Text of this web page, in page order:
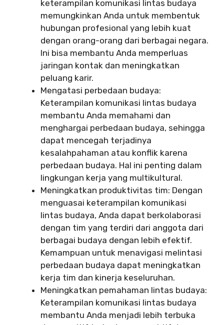
keterampilan komunikasi lintas budaya
memungkinkan Anda untuk membentuk
hubungan profesional yang lebih kuat
dengan orang-orang dari berbagai negara.
Ini bisa membantu Anda memperluas
jaringan kontak dan meningkatkan
peluang karir.
Mengatasi perbedaan budaya:
Keterampilan komunikasi lintas budaya
membantu Anda memahami dan
menghargai perbedaan budaya, sehingga
dapat mencegah terjadinya
kesalahpahaman atau konflik karena
perbedaan budaya. Hal ini penting dalam
lingkungan kerja yang multikultural.
Meningkatkan produktivitas tim: Dengan
menguasai keterampilan komunikasi
lintas budaya, Anda dapat berkolaborasi
dengan tim yang terdiri dari anggota dari
berbagai budaya dengan lebih efektif.
Kemampuan untuk menavigasi melintasi
perbedaan budaya dapat meningkatkan
kerja tim dan kinerja keseluruhan.
Meningkatkan pemahaman lintas budaya:
Keterampilan komunikasi lintas budaya
membantu Anda menjadi lebih terbuka